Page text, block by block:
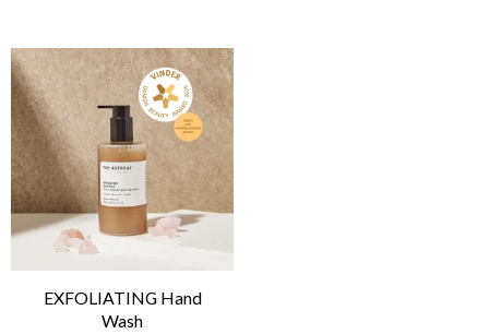
EXFOLIATING Hand
Wash